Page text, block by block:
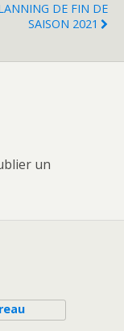
DE FIN DE
SAISON 2021
un